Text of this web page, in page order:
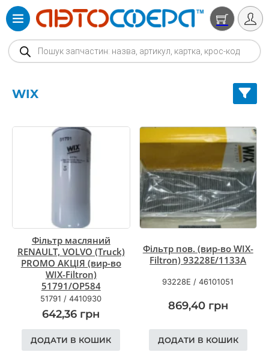
Products search
WIX
Фільтр масляний
RENAULT, VOLVO (Truck)
PROMO АКЦІЯ (вир-во
WIX-Filtron)
51791/OP584
51791 /4410930
642,36 грн
ДОДАТИ В КОШИК
Фільтр пов. (вир-во WIX-
Filtron) 93228E/1133A
93228E /46101051
869,40 грн
ДОДАТИ В КОШИК